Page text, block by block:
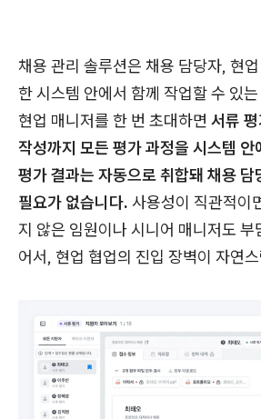
채용 관리 솔루션은 채용 담당자, 현
한 시스템 안에서 함께 작업할 수 있
현업 매니저를 한 번 초대하면 서류
작성까지 모든 평가 과정을 시스템 안
평가 결과는 자동으로 취합돼 채용
필요가 없습니다. 사용성이 직관적이
지 않은 임원이나 시니어 매니저도 부
어서, 현업 협업의 진입 장벽이 자연